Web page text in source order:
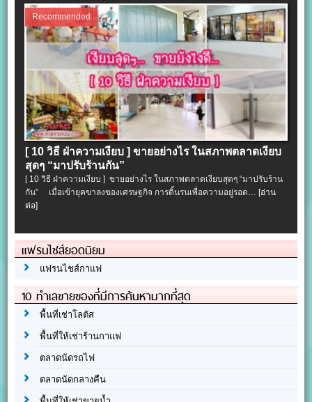
Recommended
[ 10 วิธี ฝ่าความเงียบ ] ขายอย่างไร ในสภาพตลาดเงียบ
สุดๆ “มาปรับร้านกัน”
[ 10 วิธี ฝ่าความเงียบ ] ขายอย่างไร ในสภาพตลาดเงียบสุดๆ “มาปรับร้าน
กัน” เมื่อเข้ายุคขาลงของเศรษฐกิจ การดิ้นรนเพื่อความอยู่รอด… [อ่าน
ต่อ]
แฟรนไชส์ยอดนิยม
แฟรนไชส์กาแฟ
10 ทำเลขายของที่มีการค้นหามากที่สุด
พื้นที่เช่าโลตัส
พื้นที่ให้เช่าร้านกาแฟ
ตลาดนัดรถไฟ
ตลาดนัดกลางคืน